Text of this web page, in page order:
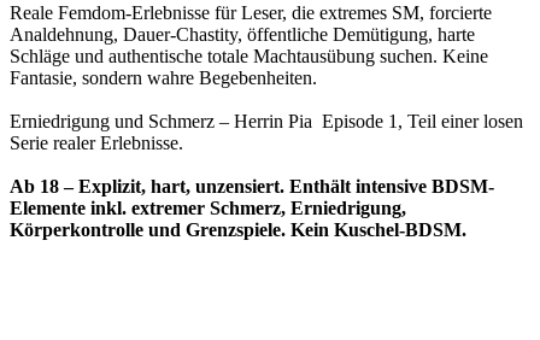
Reale Femdom-Erlebnisse für Leser, die extremes SM, forcierte
Analdehnung, Dauer-Chastity, öffentliche Demütigung, harte
Schläge und authentische totale Machtausübung suchen. Keine
Fantasie, sondern wahre Begebenheiten.
Erniedrigung und Schmerz – Herrin Pia Episode 1, Teil einer losen
Serie realer Erlebnisse.
Ab 18 – Explizit, hart, unzensiert. Enthält intensive BDSM-
Elemente inkl. extremer Schmerz, Erniedrigung,
Körperkontrolle und Grenzspiele. Kein Kuschel-BDSM.